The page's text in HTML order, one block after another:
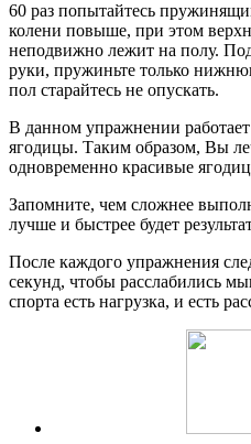
60 раз попытайтесь
колени повыше, при этом
неподвижно лежит на полу.
руки, пружиньте только
пол старайтесь не опускать.
В данном упражнении
ягодицы. Таким образом, Вы
одновременно красивые
Запомните, чем сложнее
лучше и быстрее будет
После каждого упражнения
секунд, чтобы расслабились
спорта есть нагрузка, и есть